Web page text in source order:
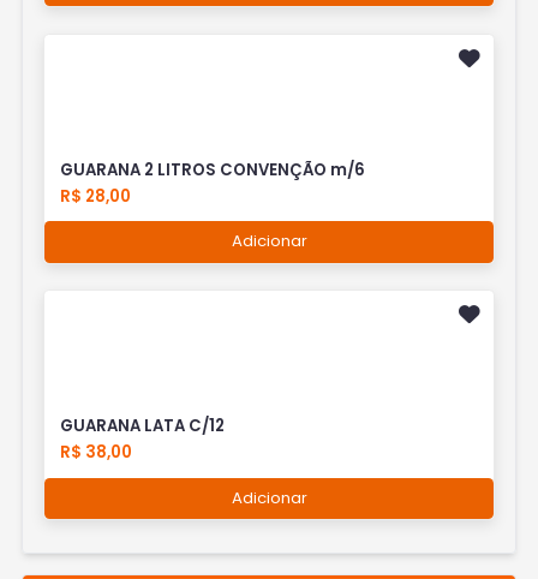
GUARANA 2 LITROS CONVENÇÃO m/6
R$ 28,00
Adicionar
GUARANA LATA C/12
R$ 38,00
Adicionar